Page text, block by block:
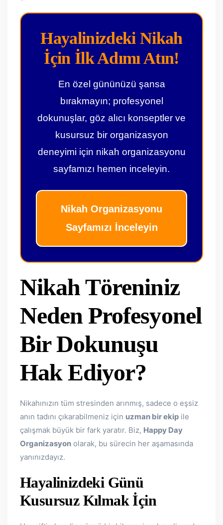
Hayalinizdeki Nikah
İçin İlk Adımı Atın!
En özel gününüzü şansa
bırakmayın; profesyonel
dokunuşlar, göz alıcı konseptler ve
kusursuz bir organizasyon
deneyimi için nikah organizasyonu
sayfamızı hemen inceleyin.
Nikah Organizasyonu
Sayfamızı İnceleyin
Nikah Töreniniz
Neden Profesyonel
Bir Dokunuşu
Hak Ediyor?
Nikahınızın tüm stresinden arınmış, sadece o eşsiz
anın tadını çıkarabilmeniz için uzman bir ekip ile
çalışmak büyük bir fark yaratır. Biz, Happy Day
Organizasyon olarak, bu sürecin her aşamasında
yanınızdayız.
Hayalinizdeki Günü
Kusursuz Kılmak İçin